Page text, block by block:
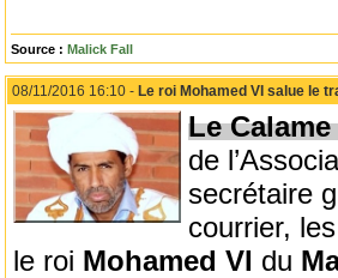
Source : Malick Fall
08/11/2016 16:10 - Le roi Mohamed VI salue le
Le Calame
de
secrétaire
courrier,
le roi Mohamed VI du